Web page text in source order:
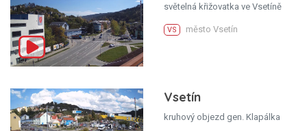
světelná křižovatka ve Vsetíně
VS město Vsetín
Vsetín
kruhový objezd gen. Klapálka